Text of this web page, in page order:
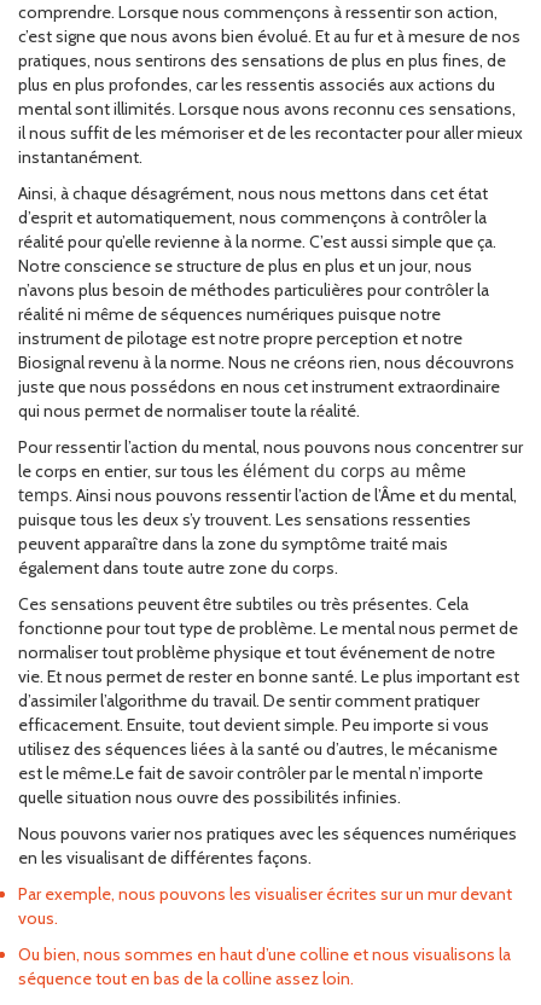
comprendre. Lorsque nous commençons à ressentir son action,
c’est signe que nous avons bien évolué. Et au fur et à mesure de nos
pratiques, nous sentirons des sensations de plus en plus fines, de
plus en plus profondes, car les ressentis associés aux actions du
mental sont illimités. Lorsque nous avons reconnu ces sensations,
il nous suffit de les mémoriser et de les recontacter pour aller mieux
instantanément.
Ainsi, à chaque désagrément, nous nous mettons dans cet état
d’esprit et automatiquement, nous commençons à contrôler la
réalité pour qu’elle revienne à la norme. C’est aussi simple que ça.
Notre conscience se structure de plus en plus et un jour, nous
n’avons plus besoin de méthodes particulières pour contrôler la
réalité ni même de séquences numériques puisque notre
instrument de pilotage est notre propre perception et notre
Biosignal revenu à la norme. Nous ne créons rien, nous découvrons
juste que nous possédons en nous cet instrument extraordinaire
qui nous permet de normaliser toute la réalité.
Pour ressentir l’action du mental, nous pouvons nous concentrer sur
le corps en entier, sur tous les élément du corps au même
temps. Ainsi nous pouvons ressentir l’action de l’Âme et du mental,
puisque tous les deux s’y trouvent. Les sensations ressenties
peuvent apparaître dans la zone du symptôme traité mais
également dans toute autre zone du corps.
Ces sensations peuvent être subtiles ou très présentes. Cela
fonctionne pour tout type de problème. Le mental nous permet de
normaliser tout problème physique et tout événement de notre
vie. Et nous permet de rester en bonne santé. Le plus important est
d’assimiler l’algorithme du travail. De sentir comment pratiquer
efficacement. Ensuite, tout devient simple. Peu importe si vous
utilisez des séquences liées à la santé ou d’autres, le mécanisme
est le même.Le fait de savoir contrôler par le mental n’importe
quelle situation nous ouvre des possibilités infinies.
Nous pouvons varier nos pratiques avec les séquences numériques
en les visualisant de différentes façons.
Par exemple, nous pouvons les visualiser écrites sur un mur devant
vous.
Ou bien, nous sommes en haut d’une colline et nous visualisons la
séquence tout en bas de la colline assez loin.